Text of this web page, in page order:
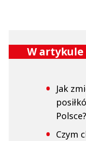
W artykule
Jak
Polsce?
Czym